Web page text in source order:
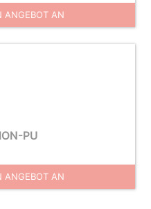
ANGEBOT AN
PU
ANGEBOT AN